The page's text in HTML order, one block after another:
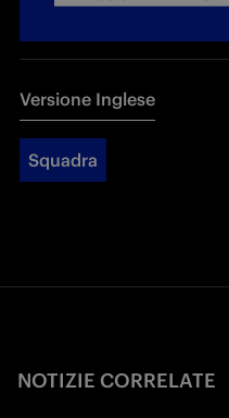
Versione Inglese
Squadra
NOTIZIE CORRELATE